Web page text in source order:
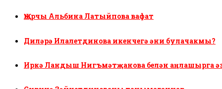
Җырчы Альбина Латыйпова вафат
Диләрә Илалетдинова икенчегә әни булачакмы?
Иркә Ландыш Нигъмәтҗанова белән аңлашырга